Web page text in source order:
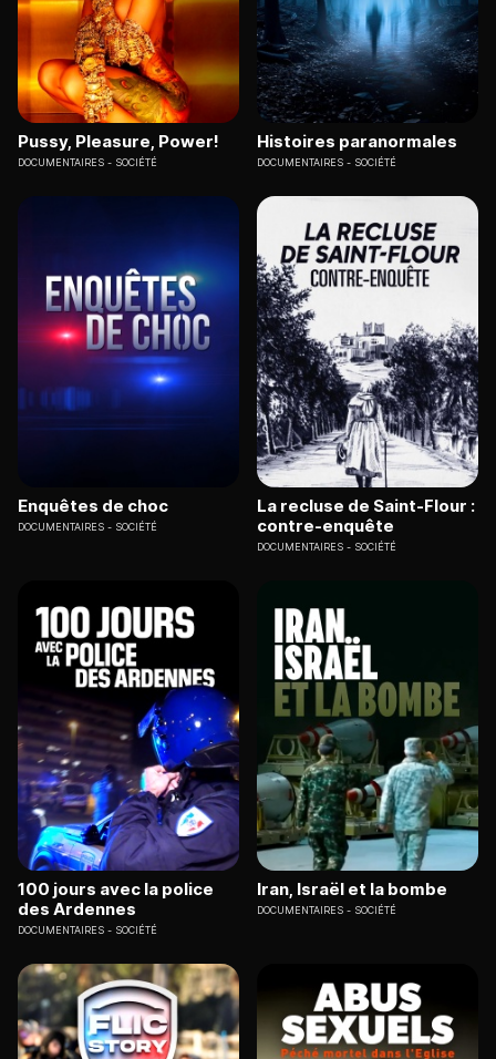
Pussy, Pleasure, Power!
DOCUMENTAIRES SOCIÉTÉ
Histoires paranormales
DOCUMENTAIRES SOCIÉTÉ
Enquêtes de choc
DOCUMENTAIRES SOCIÉTÉ
La recluse de Saint-Flour :
contre-enquête
DOCUMENTAIRES SOCIÉTÉ
100 jours avec la police
des Ardennes
DOCUMENTAIRES SOCIÉTÉ
Iran, Israël et la bombe
DOCUMENTAIRES SOCIÉTÉ